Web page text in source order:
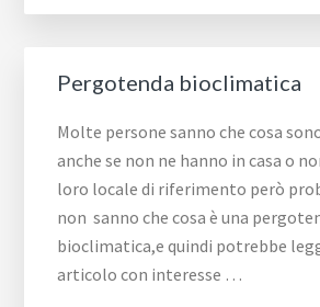
Pergotenda bioclimatica
Molte persone sanno che cosa
anche se non ne hanno in casa o
loro locale di riferimento però
non sanno che cosa è una
bioclimatica,e quindi potrebbe
articolo con interesse …